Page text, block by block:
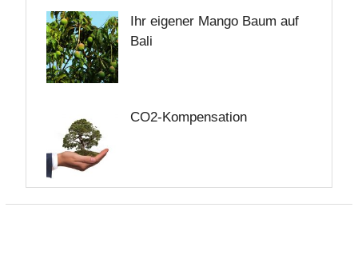
Ihr eigener Mango Baum auf
Bali
CO2-Kompensation